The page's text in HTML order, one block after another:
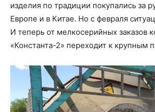
изделия по традиции покупались за
Европе и в Китае. Но с февраля
И теперь от мелкосерийных заказов
«Константа-2» переходит к крупным